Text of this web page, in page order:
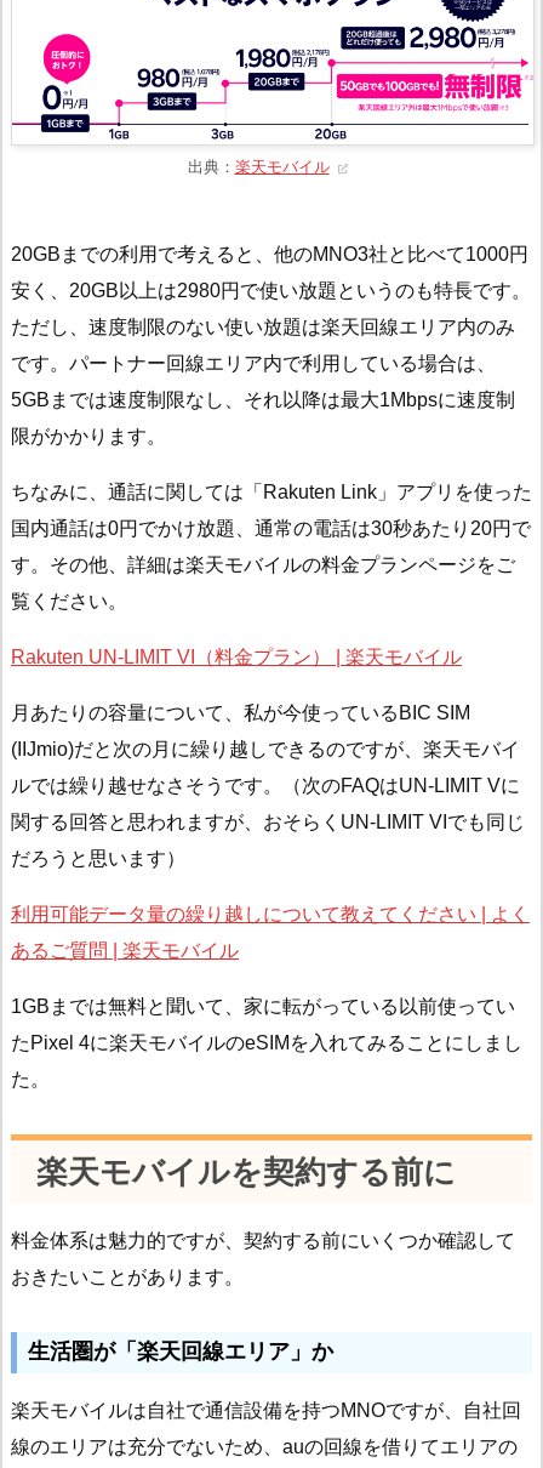
出典： 楽天モバイル
20GBまでの利用で考えると、他のMNO3社と比べて1000円
安く、20GB以上は2980円で使い放題というのも特長です。
ただし、速度制限のない使い放題は楽天回線エリア内のみ
です。パートナー回線エリア内で利用している場合は、
5GBまでは速度制限なし、それ以降は最大1Mbpsに速度制
限がかかります。
ちなみに、通話に関しては「Rakuten Link」アプリを使った
国内通話は0円でかけ放題、通常の電話は30秒あたり20円で
す。その他、詳細は楽天モバイルの料金プランページをご
覧ください。
Rakuten UN-LIMIT VI（料金プラン） | 楽天モバイル
月あたりの容量について、私が今使っているBIC SIM
(IIJmio)だと次の月に繰り越しできるのですが、楽天モバイ
ルでは繰り越せなさそうです。（次のFAQはUN-LIMIT Vに
関する回答と思われますが、おそらくUN-LIMIT VIでも同じ
だろうと思います）
利用可能データ量の繰り越しについて教えてください | よく
あるご質問 | 楽天モバイル
1GBまでは無料と聞いて、家に転がっている以前使ってい
たPixel 4に楽天モバイルのeSIMを入れてみることにしまし
た。
楽天モバイルを契約する前に
料金体系は魅力的ですが、契約する前にいくつか確認して
おきたいことがあります。
生活圏が「楽天回線エリア」か
楽天モバイルは自社で通信設備を持つMNOですが、自社回
線のエリアは充分でないため、auの回線を借りてエリアの